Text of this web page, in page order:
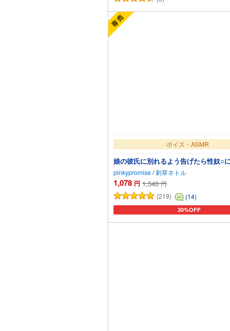
ボイス・ASMR
娘の彼氏に別れるよう告げたら性奴○
pinkypromise/刺草ネトル
1,078 円 1,540 円
(219)
(14)
30%OFF
カートに追加